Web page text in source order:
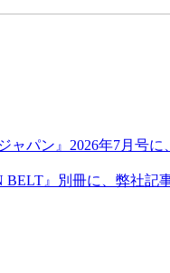
ャパン』2026年7月号
』別冊に、弊社記